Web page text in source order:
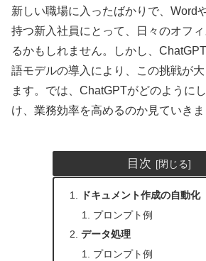
新しい職場に入ったばかりで、Word
持つ新入社員にとって、日々のオフ
るかもしれません。しかし、
語モデルの導入により、この挑戦が
ます。では、ChatGPTがどのように
け、業務効率を高めるのか見ていきま
目次
ドキュメント作成の自動化
プロンプト例
データ処理
プロンプト例